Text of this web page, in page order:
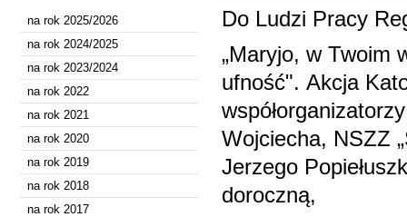
na rok 2025/2026
na rok 2024/2025
na rok 2023/2024
na rok 2022
na rok 2021
na rok 2020
na rok 2019
na rok 2018
na rok 2017
Do Ludzi Pracy
„Maryjo, w Twoim
ufność". Akcja
Wojciecha, NSZZ
Jerzego
doroczną,